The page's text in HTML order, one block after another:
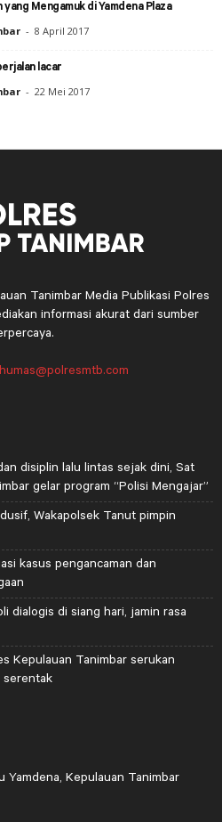
Mengamuk di Yamdena Plaza
- 8 April 2017
lacar
- 22 Mei 2017
Tanimbar Media Publikasi Polres
informasi akurat dari sumber
humas@polresmtb.com
disiplin lalu lintas sejak dini, Sat
gelar program “Polisi Mengajar”
Wakapolsek Tanut pimpin
kasus pengancaman dan
dialogis di siang hari, jamin rasa
Kepulauan Tanimbar serukan
serentak
Yamdena, Kepulauan Tanimbar